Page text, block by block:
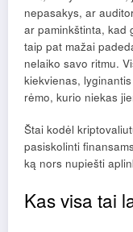
nepasakys, ar
ar paminkštinta, kad
taip pat mažai
nelaiko savo ritmu.
kiekvienas,
rėmo, kurio niekas
Štai kodėl
pasiskolinti
ką nors nupiešti
Kas visa tai